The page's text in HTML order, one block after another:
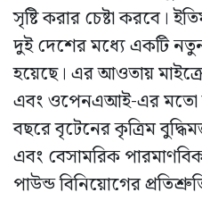
সৃষ্টি করার চেষ্টা করবে।
দুই দেশের মধ্যে একটি নতুন
হয়েছে। এর আওতায়
এবং ওপেনএআই-এর মতো
বছরে বৃটেনের কৃত্রিম
এবং বেসামরিক
পাউন্ড বিনিয়োগের